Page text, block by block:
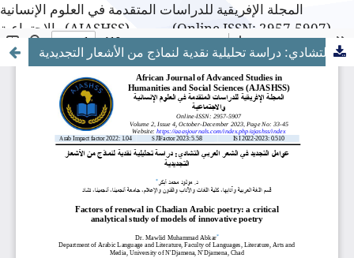
المجلة الإفريقية للدراسات المتقدمة في العلوم الإنسانية
والاجتماعية (AJASHSS)---------- (Online ISSN: 2957-5907)
عوامل التجديد في الشعر العربي التشادي: دراسة تحليلية نقدية لنماذج من الأشعار التجديدية